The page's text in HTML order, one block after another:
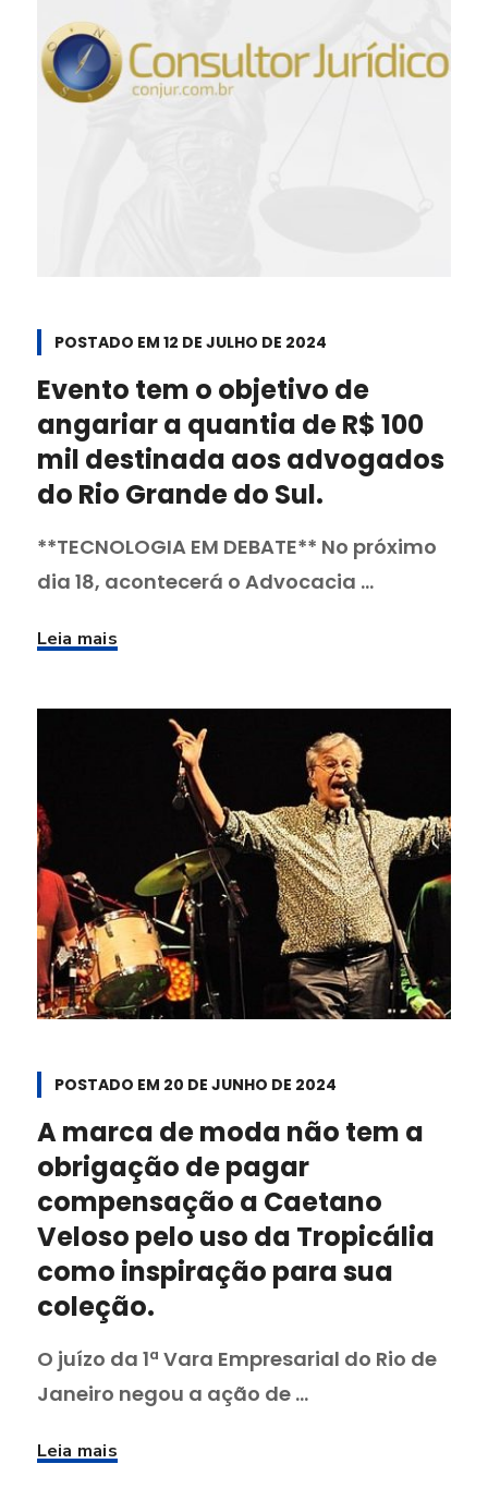
POSTADO EM 12 DE JULHO DE 2024
Evento tem o objetivo de
angariar a quantia de R$ 100
mil destinada aos advogados
do Rio Grande do Sul.
**TECNOLOGIA EM DEBATE** No próximo
dia 18, acontecerá o Advocacia ...
Leia mais
POSTADO EM 20 DE JUNHO DE 2024
A marca de moda não tem a
obrigação de pagar
compensação a Caetano
Veloso pelo uso da Tropicália
como inspiração para sua
coleção.
O juízo da 1ª Vara Empresarial do Rio de
Janeiro negou a ação de ...
Leia mais